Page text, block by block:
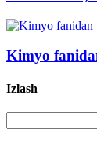
Kimyo
Izlash